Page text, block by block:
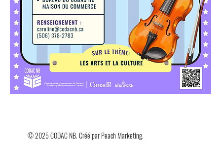
© 2025 CODAC NB. Créé parPeach Marketing.